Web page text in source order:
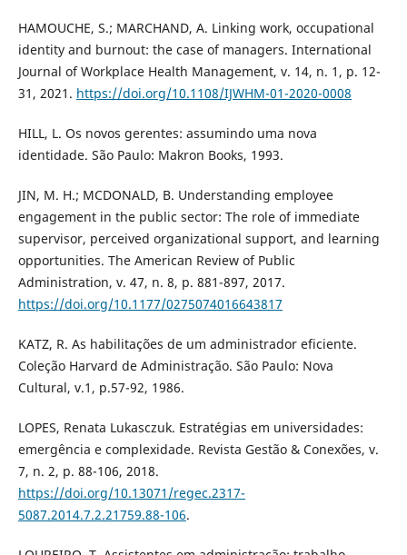
HAMOUCHE, S.; MARCHAND, A. Linking work, occupational
identity and burnout: the case of managers. International
Journal of Workplace Health Management, v. 14, n. 1, p. 12-
31, 2021. https://doi.org/10.1108/IJWHM-01-2020-0008
HILL, L. Os novos gerentes: assumindo uma nova
identidade. São Paulo: Makron Books, 1993.
JIN, M. H.; MCDONALD, B. Understanding employee
engagement in the public sector: The role of immediate
supervisor, perceived organizational support, and learning
opportunities. The American Review of Public
Administration, v. 47, n. 8, p. 881-897, 2017.
https://doi.org/10.1177/0275074016643817
KATZ, R. As habilitações de um administrador eficiente.
Coleção Harvard de Administração. São Paulo: Nova
Cultural, v.1, p.57-92, 1986.
LOPES, Renata Lukasczuk. Estratégias em universidades:
emergência e complexidade. Revista Gestão & Conexões, v.
7, n. 2, p. 88-106, 2018.
https://doi.org/10.13071/regec.2317-
5087.2014.7.2.21759.88-106.